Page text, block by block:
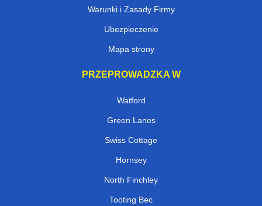
Warunki i Zasady Firmy
Ubezpieczenie
Mapa strony
PRZEPROWADZKA W
Watford
Green Lanes
Swiss Cottage
Hornsey
North Finchley
Tooting Bec